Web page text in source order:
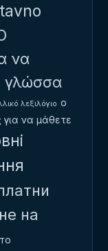
να
γλώσσα
λεξιλόγιο ο
να μάθετε
на